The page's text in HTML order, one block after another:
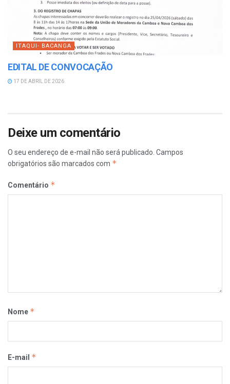
ITAQUI- BACANGA
EDITAL DE CONVOCAÇÃO
17 DE ABRIL DE 2026
Deixe um comentário
O seu endereço de e-mail não será publicado. Campos
obrigatórios são marcados com *
Comentário *
Nome *
E-mail *